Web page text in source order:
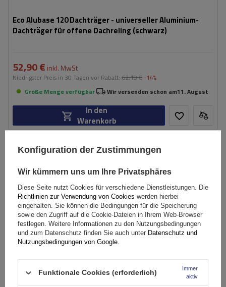
Eco Alubase 120 Dachträger - universeller Aluminium-
Dachträger für offene Dachreling (schwarz)
52,90 € inkl. MwSt
Niedrigster Preis in 30 Tagen vor Rabatt: 62,19 € -14%
Große Menge verfügbar
Wir versenden schon am11. August
In den
Warenkorb
SONDERANGEBOT
Konfiguration der Zustimmungen
Wir kümmern uns um Ihre Privatsphäres
Diese Seite nutzt Cookies für verschiedene Dienstleistungen. Die
Richtlinien zur Verwendung von Cookies werden hierbei
eingehalten. Sie können die Bedingungen für die Speicherung
sowie den Zugriff auf die Cookie-Dateien in Ihrem Web-Browser
festlegen. Weitere Informationen zu den Nutzungsbedingungen
und zum Datenschutz finden Sie auch unter Datenschutz und
Nutzungsbedingungen von Google.
Funktionale Cookies (erforderlich)
Immer
aktiv